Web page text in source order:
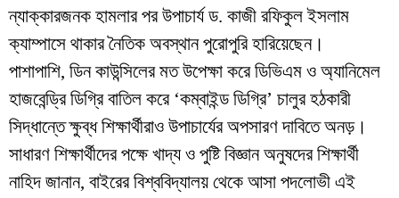
ন্যাক্কারজনক হামলার পর উপাচার্য ড. কাজী রফিকুল ইসলাম
ক্যাম্পাসে থাকার নৈতিক অবস্থান পুরোপুরি হারিয়েছেন।
​পাশাপাশি, ডিন কাউন্সিলের মত উপেক্ষা করে ডিভিএম ও অ্যানিমেল
হাজবেন্ড্রি ডিগ্রি বাতিল করে ‘কম্বাইন্ড ডিগ্রি’ চালুর হঠকারী
সিদ্ধান্তে ক্ষুব্ধ শিক্ষার্থীরাও উপাচার্যের অপসারণ দাবিতে অনড়।
সাধারণ শিক্ষার্থীদের পক্ষে খাদ্য ও পুষ্টি বিজ্ঞান অনুষদের শিক্ষার্থী
নাহিদ জানান, বাইরের বিশ্ববিদ্যালয় থেকে আসা পদলোভী এই